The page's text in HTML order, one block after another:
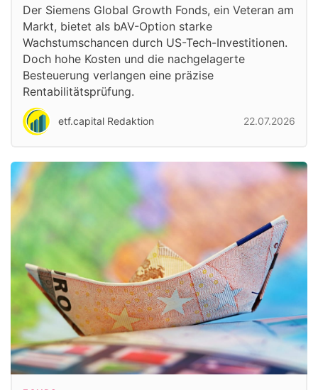
Der Siemens Global Growth Fonds, ein Veteran am
Markt, bietet als bAV-Option starke
Wachstumschancen durch US-Tech-Investitionen.
Doch hohe Kosten und die nachgelagerte
Besteuerung verlangen eine präzise
Rentabilitätsprüfung.
etf.capital Redaktion 22.07.2026